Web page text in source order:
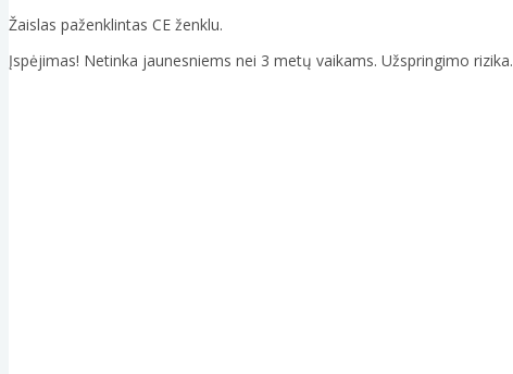
Žaislas paženklintas CE ženklu.
Įspėjimas! Netinka jaunesniems nei 3 metų vaikams. Užspringimo rizika.